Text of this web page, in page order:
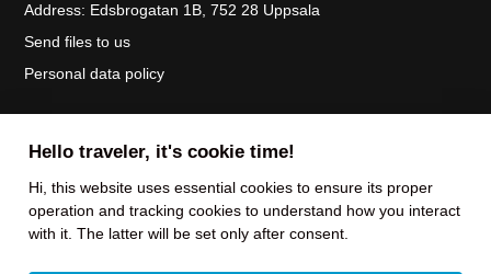
Address: Edsbrogatan 1B, 752 28 Uppsala
Send files to us
Personal data policy
and pace characterize the collaboration with our customers and partners.
Hello traveler, it's cookie time!
Hi, this website uses essential cookies to ensure its proper
operation and tracking cookies to understand how you interact
with it. The latter will be set only after consent.